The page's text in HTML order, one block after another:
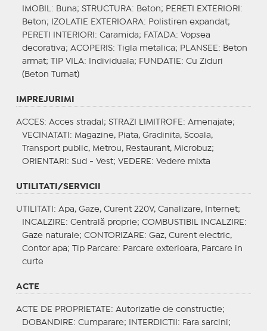
IMOBIL : Buna; STRUCTURA: Beton; PERETI EXTERIORI :
Beton;
IZOLATIE EXTERIOARA: Polistiren expandat;
PERETI INTERIORI : Caramida; FATADA: Vopsea
decorativa; ACOPERIS: Tigla metalica; PLANSEE : Beton
armat;
TIP VILA: Individuala; FUNDATIE : Cu Ziduri
(Beton Turnat)
IMPREJURIMI
ACCES: Acces stradal; STRAZI LIMITROFE : Amenajate;
VECINATATI : Magazine, Piata, Gradinita, Scoala,
Transport public, Metrou, Restaurant, Microbuz;
ORIENTARI : Sud - Vest; VEDERE : Vedere mixta
UTILITATI/SERVICII
UTILITATI : Apa, Gaze, Curent 220V, Canalizare, Internet;
INCALZIRE : Centrală proprie; COMBUSTIBIL INCALZIRE :
Gaze naturale; CONTORIZARE : Gaz, Curent electric,
Contor apa;
Tip Parcare: Parcare exterioara, Parcare in
curte
ACTE
ACTE DE PROPRIETATE : Autorizatie de constructie;
DOBANDIRE : Cumparare; INTERDICTII : Fara sarcini;